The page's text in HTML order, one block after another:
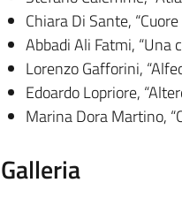
Chiara Di Sante,
Abbadi Ali Fatmi, “Una
Lorenzo Gafforini,
Edoardo Lopriore,
Marina Dora Martino,
Galleria